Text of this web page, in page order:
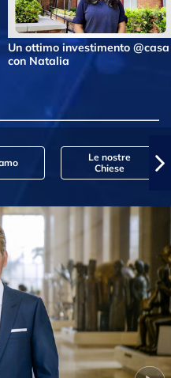
Un ottimo investimento @casa
con Natalia
Le nostre
Chiese